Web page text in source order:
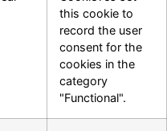
this cookie to
record the user
consent for the
cookies in the
category
"Functional".